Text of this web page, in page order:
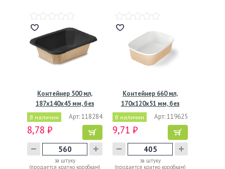
Контейнер 500 мл,
187х140х45 мм, без
окна,…
В наличии Арт: 118284
8,78 ₽
за штуку
(продается кратно коробкам)
Контейнер 660 мл,
170х120х51 мм, без
окна,…
В наличии Арт: 119625
9,71 ₽
за штуку
(продается кратно коробкам)